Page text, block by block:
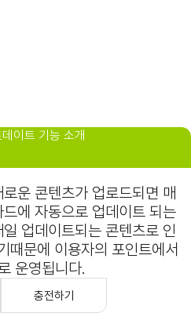
이트 기능 소개
운 콘텐츠가 업로드되면 매
에 자동으로 업데이트 되는
업데이트되는 콘텐츠로 인
때문에 이용자의 포인트에서
운영됩니다.
충전하기